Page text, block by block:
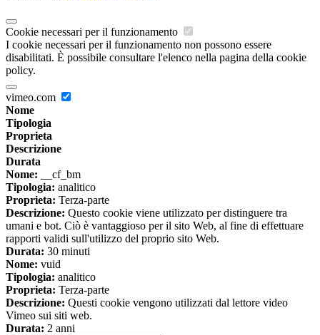
Cookie necessari per il funzionamento
I cookie necessari per il funzionamento non possono essere
disabilitati. È possibile consultare l'elenco nella pagina della cookie
policy.
vimeo.com
Nome
Tipologia
Proprieta
Descrizione
Durata
Nome: __cf_bm
Tipologia: analitico
Proprieta: Terza-parte
Descrizione: Questo cookie viene utilizzato per distinguere tra
umani e bot. Ciò è vantaggioso per il sito Web, al fine di effettuare
rapporti validi sull'utilizzo del proprio sito Web.
Durata: 30 minuti
Nome: vuid
Tipologia: analitico
Proprieta: Terza-parte
Descrizione: Questi cookie vengono utilizzati dal lettore video
Vimeo sui siti web.
Durata: 2 anni